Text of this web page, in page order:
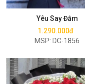
Yêu Say Đắm
1.290.000đ
MSP: DC-1856